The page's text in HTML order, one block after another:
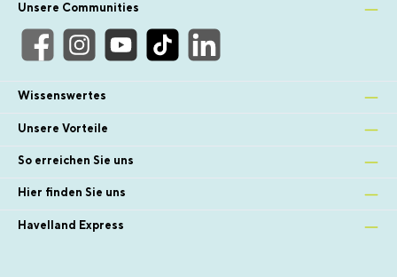
Unsere Communities
Wissenswertes
Unsere Vorteile
So erreichen Sie uns
Hier finden Sie uns
Havelland Express